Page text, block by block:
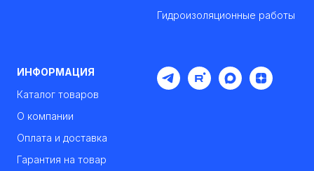
Гидроизоляционные работы
ИНФОРМАЦИЯ
Каталог товаров
О компании
Оплата и доставка
Гарантия на товар